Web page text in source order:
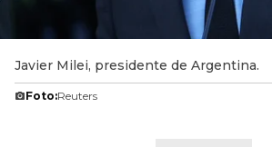
Javier Milei, presidente de Argentina.
Foto:Reuters